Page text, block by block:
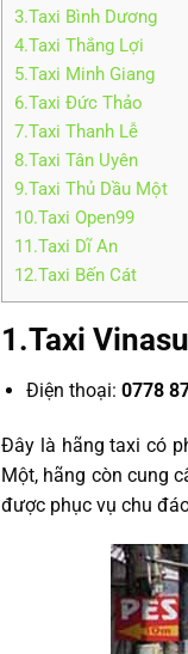
3.Taxi Bình Dương
4.Taxi Thắng Lợi
5.Taxi Minh Giang
6.Taxi Đức Thảo
7.Taxi Thanh Lễ
8.Taxi Tân Uyên
9.Taxi Thủ Dầu Một
10.Taxi Open99
11.Taxi Dĩ An
12.Taxi Bến Cát
1.Taxi
Điện thoại: 0778
Đây là hãng taxi có
Một, hãng còn cung
được phục vụ chu